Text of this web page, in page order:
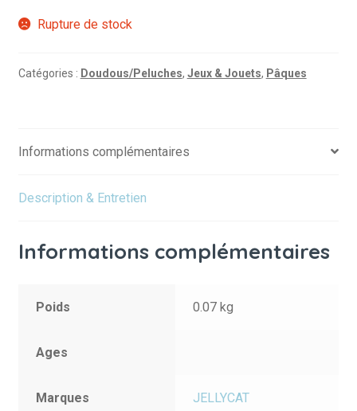
Rupture de stock
Catégories : Doudous/Peluches, Jeux & Jouets, Pâques
Informations complémentaires
Description & Entretien
Informations complémentaires
Poids 0.07 kg
Ages
Marques JELLYCAT